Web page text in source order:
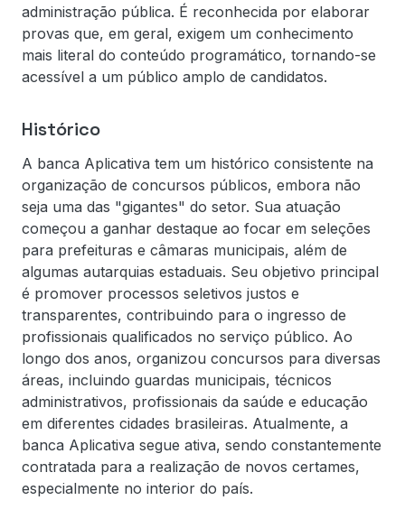
administração pública. É reconhecida por elaborar
provas que, em geral, exigem um conhecimento
mais literal do conteúdo programático, tornando-se
acessível a um público amplo de candidatos.
Histórico
A banca Aplicativa tem um histórico consistente na
organização de concursos públicos, embora não
seja uma das "gigantes" do setor. Sua atuação
começou a ganhar destaque ao focar em seleções
para prefeituras e câmaras municipais, além de
algumas autarquias estaduais. Seu objetivo principal
é promover processos seletivos justos e
transparentes, contribuindo para o ingresso de
profissionais qualificados no serviço público. Ao
longo dos anos, organizou concursos para diversas
áreas, incluindo guardas municipais, técnicos
administrativos, profissionais da saúde e educação
em diferentes cidades brasileiras. Atualmente, a
banca Aplicativa segue ativa, sendo constantemente
contratada para a realização de novos certames,
especialmente no interior do país.